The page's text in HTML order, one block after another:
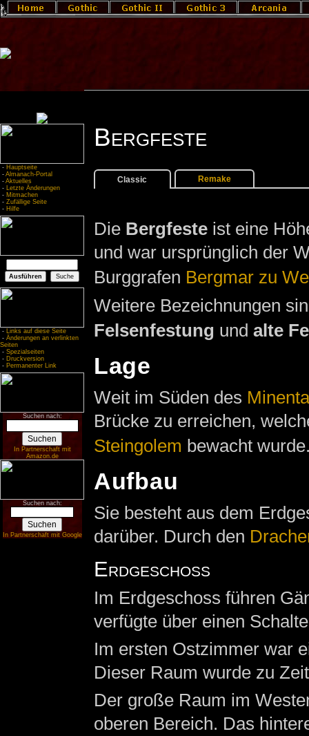
- Hauptseite
- Almanach-Portal
- Aktuelles
- Letzte Änderungen
- Mitmachen
- Zufällige Seite
- Hilfe
- Links auf diese Seite
- Änderungen an verlinkten
Seiten
- Spezialseiten
- Druckversion
- Permanenter Link
Suchen nach:
In Partnerschaft mit
Amazon.de
Suchen nach:
In Partnerschaft mit Google
Bergfeste
Classic Remake
Die Bergfesteist eine
und war ursprünglich der
Burggrafen Bergmar zu
Weitere Bezeichnungen
Felsenfestung und alte
Lage
Weit im Süden des
Brücke zu erreichen,
Steingolem bewacht
Aufbau
Sie besteht aus dem
darüber. Durch den
Erdgeschoss
Im Erdgeschoss führen
verfügte über einen
Im ersten Ostzimmer war
Dieser Raum wurde zu
Der große Raum im
oberen Bereich. Das